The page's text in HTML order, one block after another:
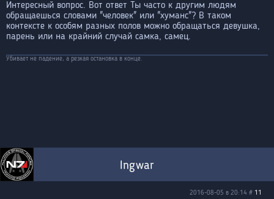
Интересный вопрос. Вот ответ Ты часто к другим людям
обращаешься словами "человек" или "хуманс"? В таком
контексте к особям разных полов можно обращаться девушка,
парень или на крайний случай самка, самец.
Убивает не падение, а резкая остановка в конце.
Ingwar
2016-08-05 в 20:14 # 11